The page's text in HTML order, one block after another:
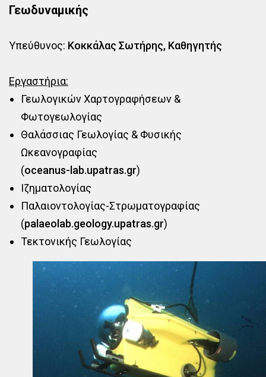
Γεωδυναμικής
Υπεύθυνος: Κοκκάλας Σωτήρης, Καθηγητής
Εργαστήρια:
Γεωλογικών Χαρτογραφήσεων &
Φωτογεωλογίας
Θαλάσσιας Γεωλογίας & Φυσικής
Ωκεανογραφίας
(oceanus-lab.upatras.gr)
Ιζηματολογίας
Παλαιοντολογίας-Στρωματογραφίας
(palaeolab.geology.upatras.gr)
Τεκτονικής Γεωλογίας